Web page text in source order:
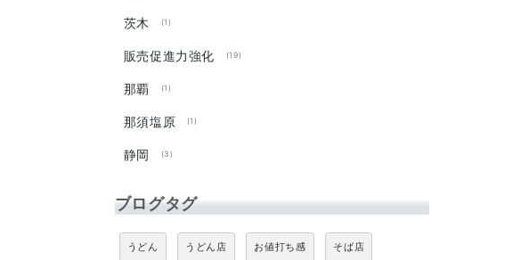
茨木 (1)
販売促進力強化 (19)
那覇 (1)
那須塩原 (1)
静岡 (3)
ブログタグ
うどん うどん店 お値打ち感 そば店